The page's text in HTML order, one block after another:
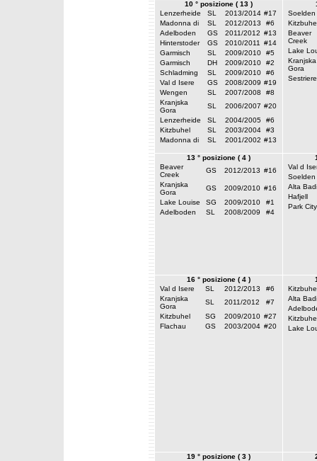
10 ° posizione ( 13 )
Lenzerheide
SL 2013/2014 #17
Madonna di
SL 2012/2013
#6
Adelboden
GS 2011/2012 #13
Hinterstoder
GS 2010/2011
#14
Garmisch
SL 2009/2010
#5
Garmisch
DH 2009/2010
#2
Schladming
SL 2009/2010
#6
Val d Isere
GS 2008/2009 #19
Wengen
SL 2007/2008
#8
Kranjska
Gora
SL 2006/2007 #20
Lenzerheide
SL 2004/2005
#6
Kitzbuhel
SL 2003/2004
#3
Madonna di
SL 2001/2002 #13
Soelden
Beaver
Creek
Lake
Kranjska
Gora
Sestriere
13 ° posizione ( 4 )
Beaver
Creek
GS 2012/2013 #16
Kranjska
Gora
GS 2009/2010 #16
Lake Louise
SG 2009/2010
#1
Adelboden
SL 2008/2009 #4
Val d
Soelden
Alta
Hafjell
Park City
16 ° posizione ( 4 )
Val d Isere
SL 2012/2013
#6
Kranjska
Gora
SL 2011/2012
#7
Kitzbuhel
SG 2009/2010 #27
Flachau
GS 2003/2004 #20
Alta
Lake
19 ° posizione ( 3 )